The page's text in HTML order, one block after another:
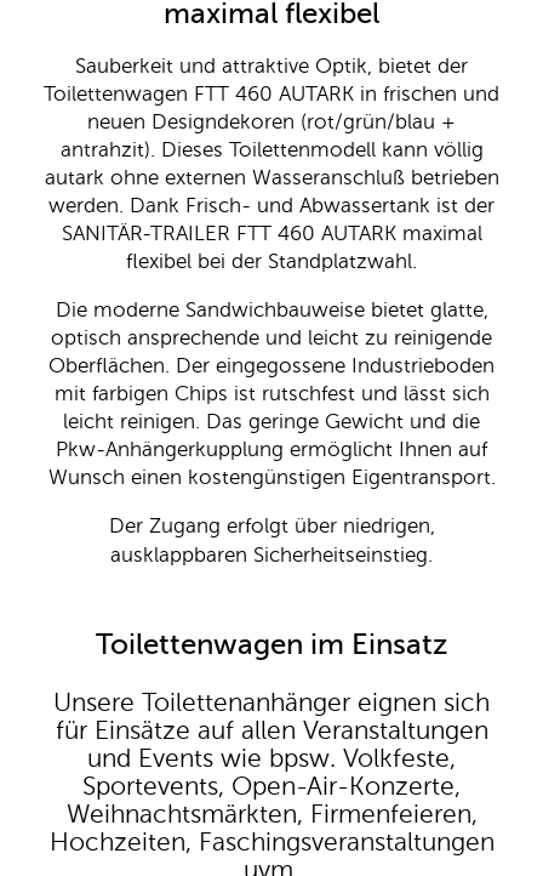
maximal flexibel
Sauberkeit und attraktive Optik, bietet der
Toilettenwagen FTT 460 AUTARK in frischen und
neuen Designdekoren (rot/grün/blau +
antrahzit). Dieses Toilettenmodell kann völlig
autark ohne externen Wasseranschluß betrieben
werden. Dank Frisch- und Abwassertank ist der
SANITÄR-TRAILER FTT 460 AUTARK maximal
flexibel bei der Standplatzwahl.
Die moderne Sandwichbauweise bietet glatte,
optisch ansprechende und leicht zu reinigende
Oberflächen. Der eingegossene Industrieboden
mit farbigen Chips ist rutschfest und lässt sich
leicht reinigen. Das geringe Gewicht und die
Pkw-Anhängerkupplung ermöglicht Ihnen auf
Wunsch einen kostengünstigen Eigentransport.
Der Zugang erfolgt über niedrigen,
ausklappbaren Sicherheitseinstieg.
Toilettenwagen im Einsatz
Unsere Toilettenanhänger eignen sich
für Einsätze auf allen Veranstaltungen
und Events wie bpsw. Volkfeste,
Sportevents, Open-Air-Konzerte,
Weihnachtsmärkten, Firmenfeieren,
Hochzeiten, Faschingsveranstaltungen